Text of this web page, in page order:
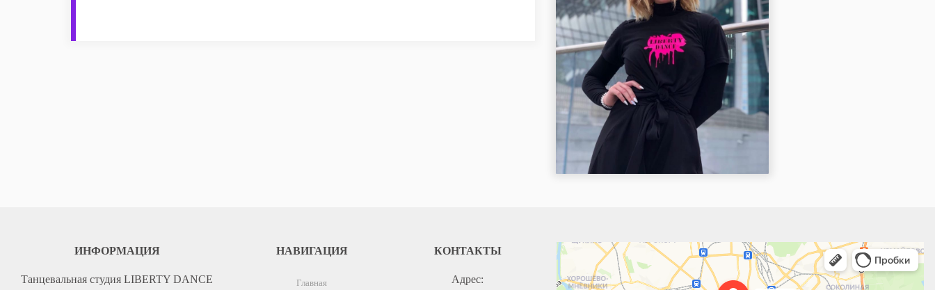
ИНФОРМАЦИЯ
Танцевальная студия LIBERTY DANCE
НАВИГАЦИЯ
Главная
КОНТАКТЫ
Адрес:
Москва
Москва — Яндекс.Карты